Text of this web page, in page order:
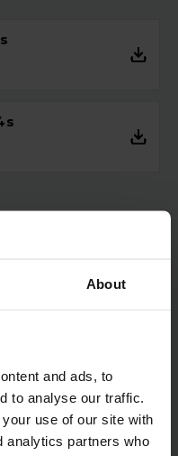
About
and ads, to
to analyse our traffic.
use of our site with
analytics partners who
har brug for
kommet til det rette
leje en gaffeltruck hos
med fleksible